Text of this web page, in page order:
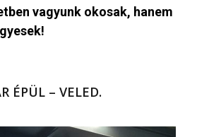
vagyunk okosak, hanem
ÉPÜL – VELED.